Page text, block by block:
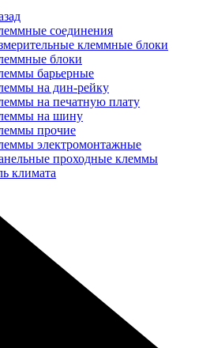
соединения
клеммные блоки
блоки
барьерные
на дин-рейку
на печатную плату
на шину
прочие
электромонтажные
проходные клеммы
климата